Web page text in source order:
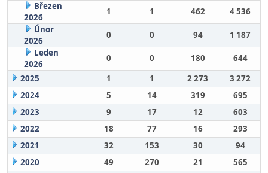
Březen
2026
1 1 462
4 536
Únor
2026
0 0 94
1 187
Leden
2026
0 0 180
644
2025
1 1 2 273
3 272
2024
5 14 319
695
2023
9 17 12
603
2022
18 77 16
293
2021
32 153 30
94
2020
49 270 21
565